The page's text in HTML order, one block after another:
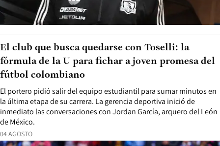
04 AGOSTO
El portero pidió salir del equipo estudiantil para sumar minutos en
la última etapa de su carrera. La gerencia deportiva inició de
inmediato las conversaciones con Jordan García, arquero del León
de México.
El club que busca quedarse con Toselli: la
fórmula de la U para fichar a joven promesa del
fútbol colombiano